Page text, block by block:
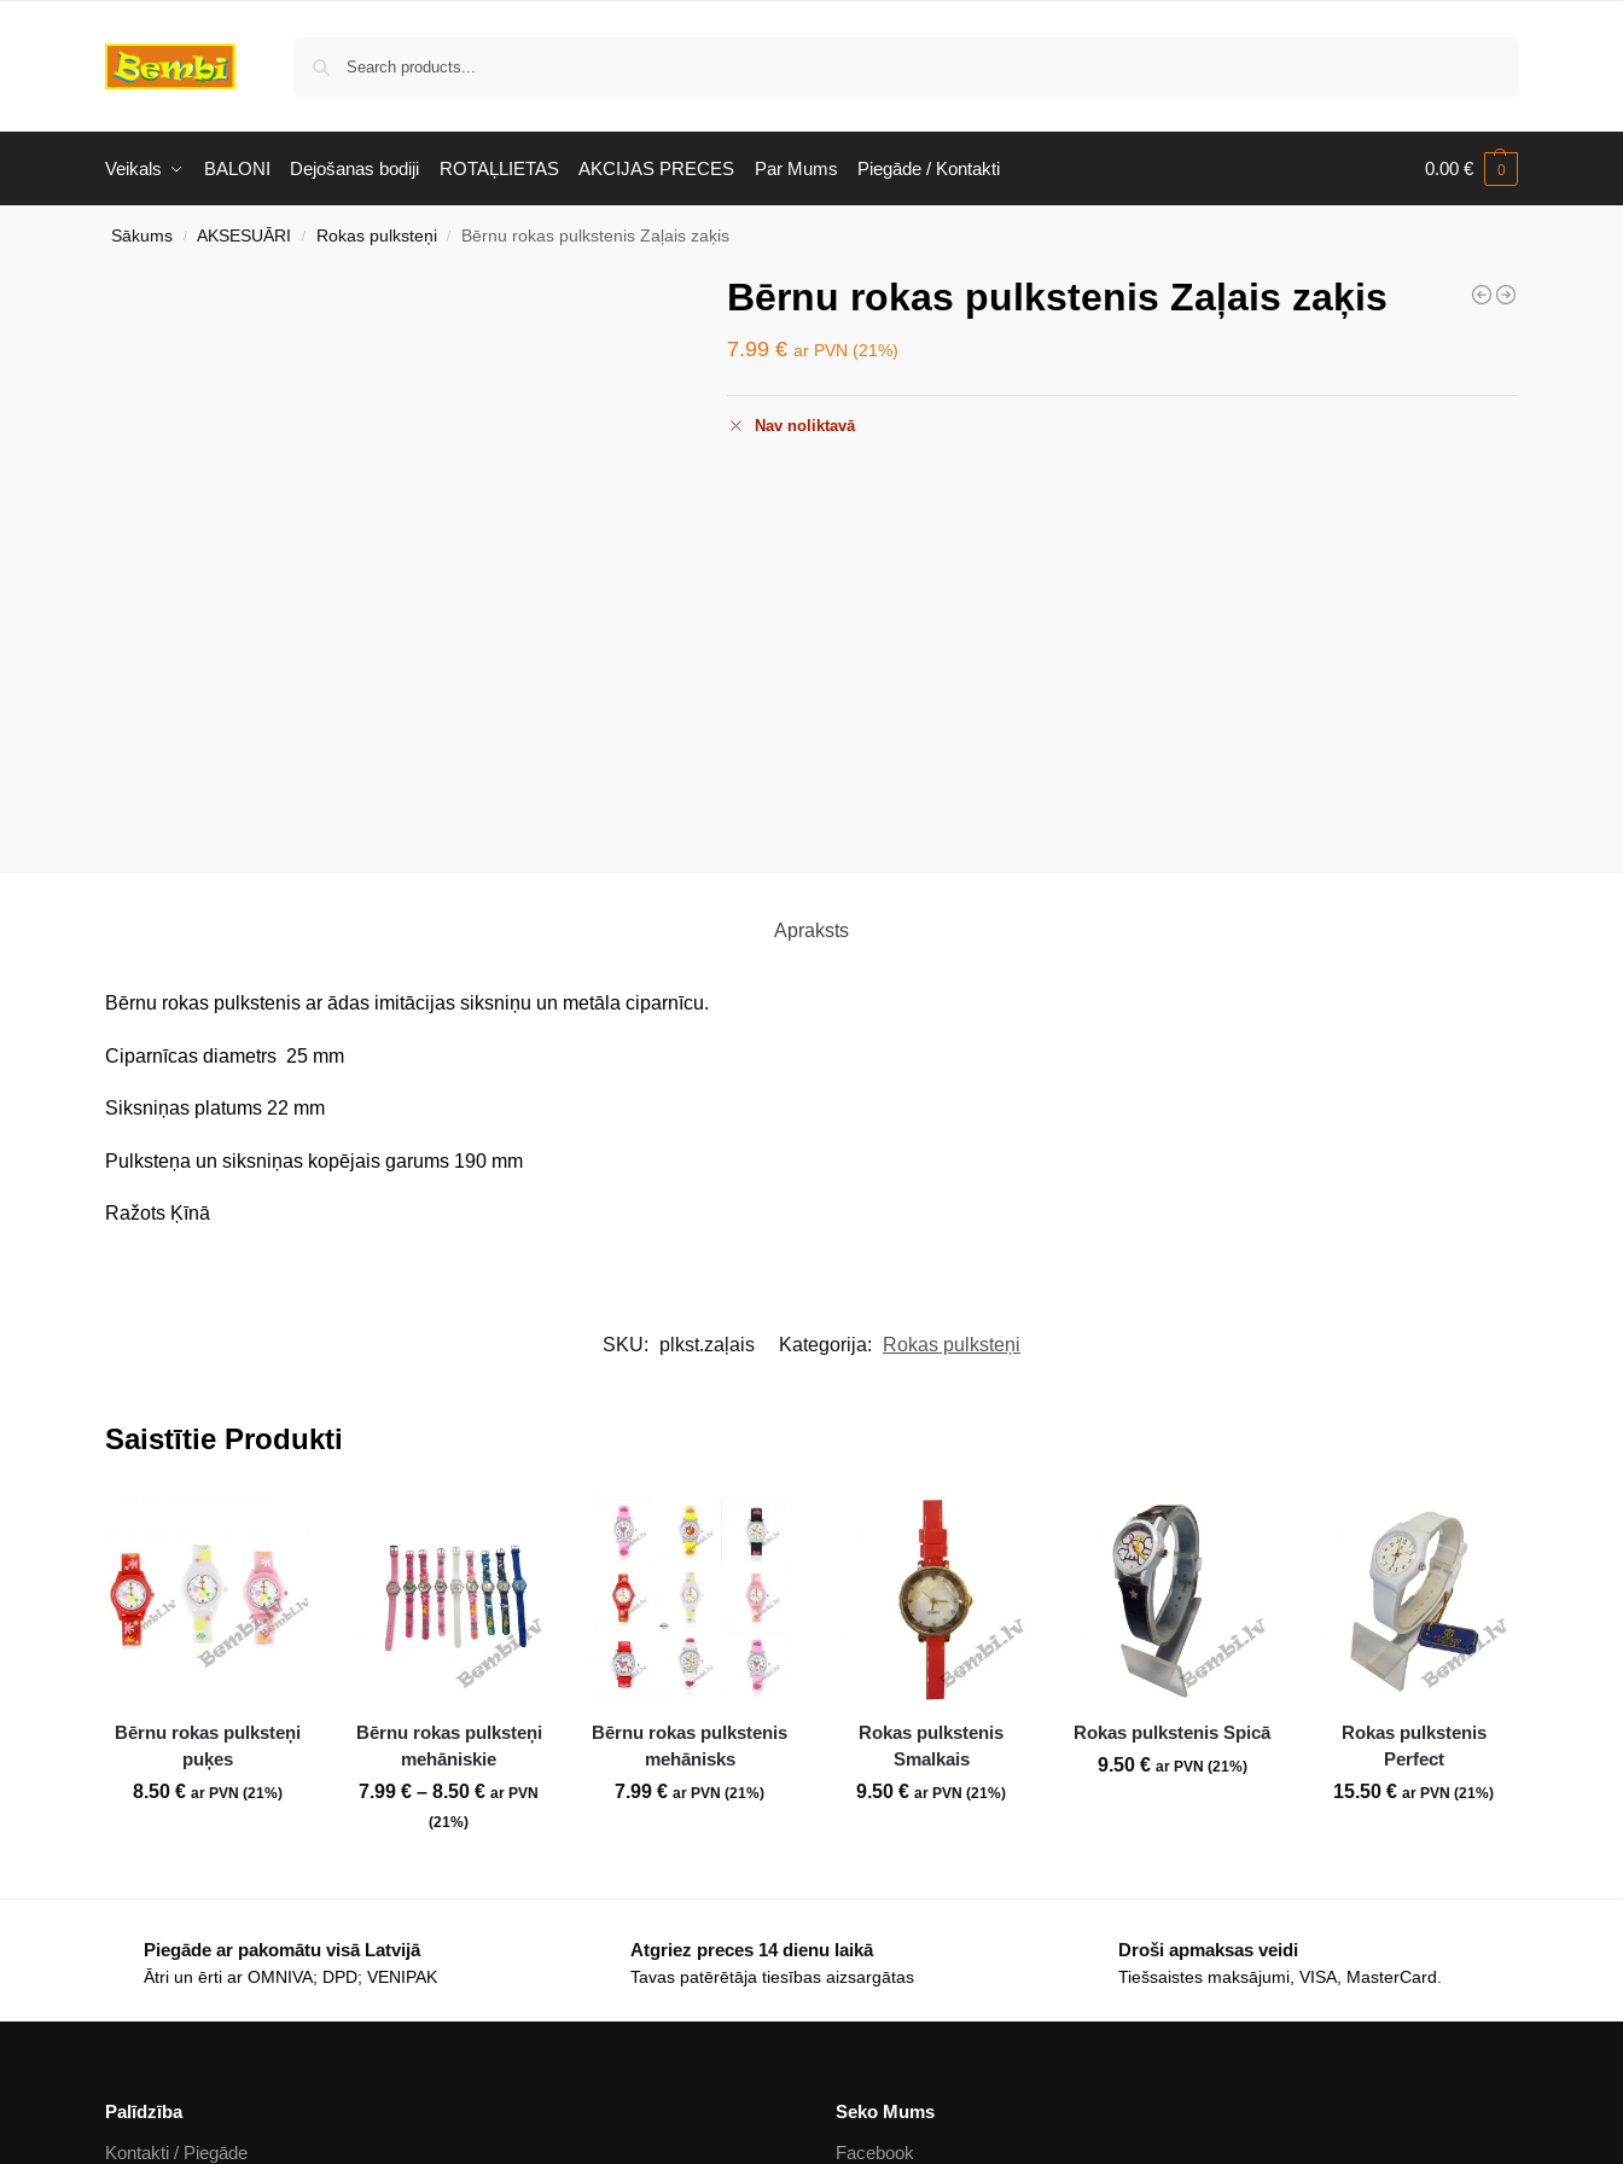
Veikals BALONI Dejošanas bodiji ROTAĻLIETAS AKCIJAS PRECES Par Mums Piegāde / Kontakti 0.00 € 0
Sākums / AKSESUĀRI / Rokas pulksteņi / Bērnu rokas pulkstenis Zaļais zaķis
Bērnu rokas pulkstenis Zaļais zaķis
7.99 € ar PVN (21%)
Nav noliktavā
Apraksts
Bērnu rokas pulkstenis ar ādas imitācijas siksniņu un metāla ciparnīcu.
Ciparnīcas diametrs 25 mm
Siksniņas platums 22 mm
Pulksteņa un siksniņas kopējais garums 190 mm
Ražots Ķīnā
SKU: plkst.zaļais Kategorija: Rokas pulksteņi
Saistītie Produkti
Bērnu rokas pulksteņi
puķes
8.50 € ar PVN (21%)
Bērnu rokas pulksteņi
mehāniskie
7.99€ – 8.50€ ar PVN
(21%)
Bērnu rokas pulkstenis
mehānisks
7.99€ ar PVN (21%)
Rokas pulkstenis
Smalkais
9.50€ ar PVN (21%)
Rokas pulkstenis Spicā
9.50 € ar PVN (21%)
Rokas pulkstenis
Perfect
15.50€ ar PVN (21%)
Piegāde ar pakomātu visā Latvijā
Ātri un ērti ar OMNIVA; DPD; VENIPAK
Atgriez preces 14 dienu laikā
Tavas patērētāja tiesības aizsargātas
Droši apmaksas veidi
Tiešsaistes maksājumi, VISA, MasterCard.
Palīdzība
Kontakti / Piegāde
Seko Mums
Facebook